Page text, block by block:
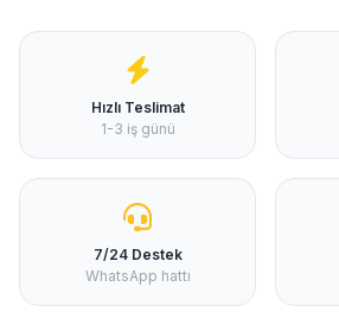
Hızlı Teslimat
1-3 iş günü
7/24 Destek
WhatsApp hattı